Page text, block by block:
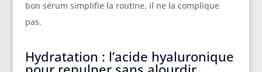
bon sérum simplifie la routine, il ne la complique
pas.
Hydratation : l’acide hyaluronique